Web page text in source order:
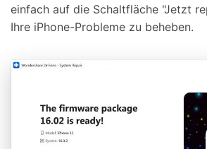
einfach auf die Schaltfläche "Jetzt
Ihre iPhone-Probleme zu beheben.